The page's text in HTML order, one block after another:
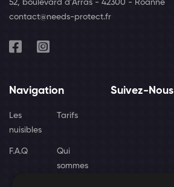
52, boulevard d'Arras - 42300 - Roanne
contact@needs-protect.fr
Navigation
Les
nuisibles
Tarifs
F.A.Q
Qui
sommes
Suivez-Nous